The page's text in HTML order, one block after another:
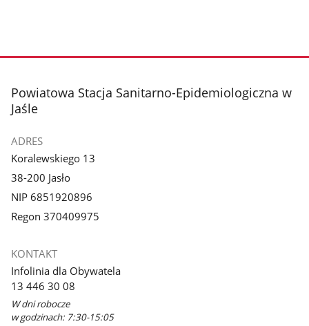
stopka
Powiatowa Stacja Sanitarno-Epidemiologiczna w
Jaśle
ADRES
Koralewskiego 13
38-200 Jasło
NIP 6851920896
Regon 370409975
KONTAKT
Infolinia dla Obywatela
13 446 30 08
W dni robocze
w godzinach: 7:30-15:05